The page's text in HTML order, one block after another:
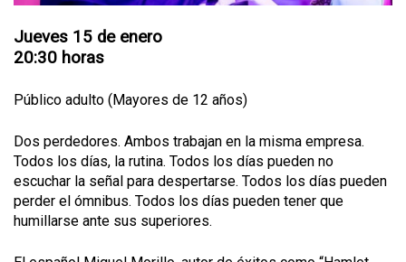
Jueves 15 de enero
20:30 horas
Público adulto (Mayores de 12 años)
Dos perdedores. Ambos trabajan en la misma empresa.
Todos los días, la rutina. Todos los días pueden no
escuchar la señal para despertarse. Todos los días pueden
perder el ómnibus. Todos los días pueden tener que
humillarse ante sus superiores.